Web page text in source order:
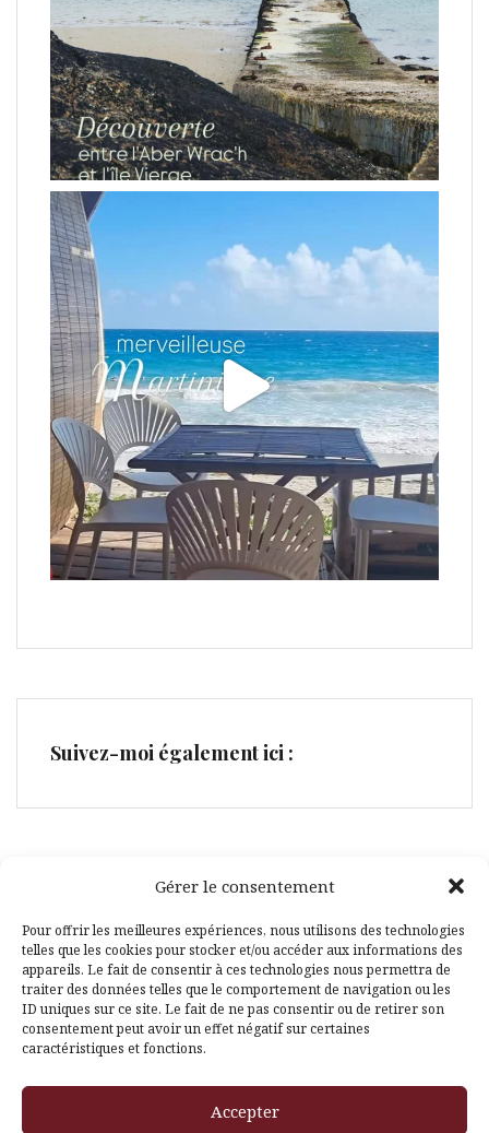
Gérer le consentement
Pour offrir les meilleures expériences, nous utilisons des technologies
telles que les cookies pour stocker et/ou accéder aux informations des
appareils. Le fait de consentir à ces technologies nous permettra de
traiter des données telles que le comportement de navigation ou les
ID uniques sur ce site. Le fait de ne pas consentir ou de retirer son
consentement peut avoir un effet négatif sur certaines
caractéristiques et fonctions.
Accepter
Suivez-moi également ici :
Facebook
Pinterest
Themeisle